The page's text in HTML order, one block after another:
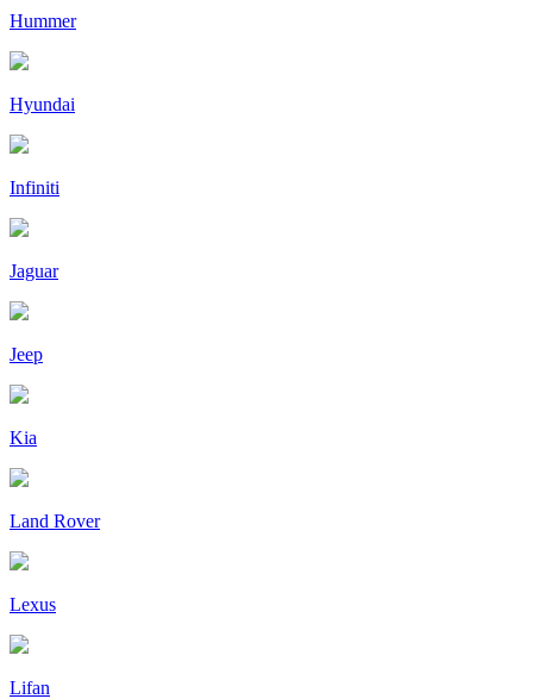
Hummer
Hyundai
Infiniti
Jaguar
Jeep
Kia
Land Rover
Lexus
Lifan